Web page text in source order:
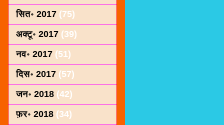
सित॰ 2017 (75)
अक्टू॰ 2017 (39)
नव॰ 2017 (51)
दिस॰ 2017 (57)
जन॰ 2018 (42)
फ़र॰ 2018 (34)